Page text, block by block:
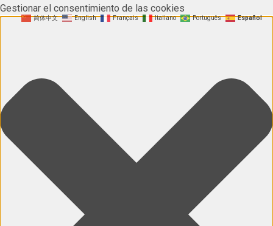
Gestionar el consentimiento de las cookies
简体中文 English Français Italiano Português Español